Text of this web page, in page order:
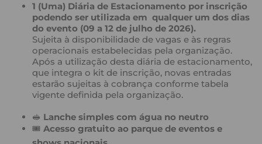
1 (Uma) Diária de Estacionamento por inscrição
podendo ser utilizada em qualquer um dos dias
do evento (09 a 12 de julho de 2026).
Sujeita à disponibilidade de vagas e às regras
operacionais estabelecidas pela organização.
Após a utilização desta diária de estacionamento,
que integra o kit de inscrição, novas entradas
estarão sujeitas à cobrança conforme tabela
vigente definida pela organização.
🥪 Lanche simples com água no neutro
🎟️ Acesso gratuito ao parque de eventos e